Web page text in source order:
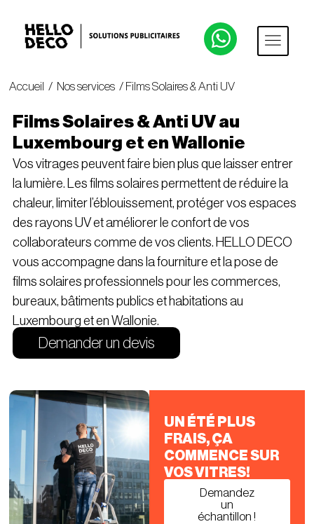
Accueil / Nos services / Films Solaires & Anti UV
Films Solaires & Anti UV au
Luxembourg et en Wallonie
Vos vitrages peuvent faire bien plus que laisser entrer
la lumière. Les films solaires permettent de réduire la
chaleur, limiter l’éblouissement, protéger vos espaces
des rayons UV et améliorer le confort de vos
collaborateurs comme de vos clients. HELLO DECO
vous accompagne dans la fourniture et la pose de
films solaires professionnels pour les commerces,
bureaux, bâtiments publics et habitations au
Luxembourg et en Wallonie.
Demander un devis
UN ÉTÉ PLUS
FRAIS, ÇA
COMMENCE SUR
VOS VITRES!
Demandez
un
échantillon !